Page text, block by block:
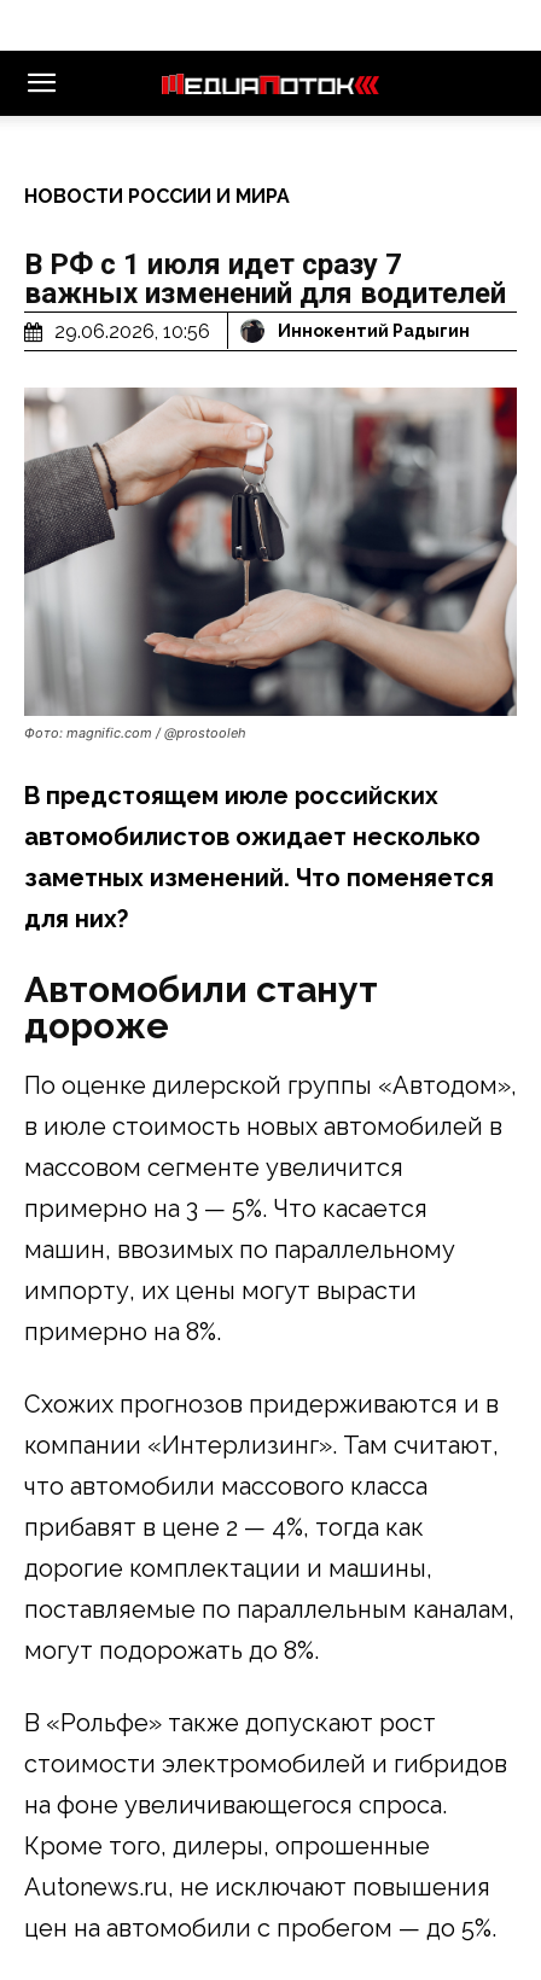
НОВОСТИ РОССИИ И МИРА
В РФ с 1 июля идет сразу 7
важных изменений для водителей
29.06.2026, 10:56 Иннокентий Радыгин
Фото: magnific.com / @prostooleh
В предстоящем июле российских
автомобилистов ожидает несколько
заметных изменений. Что поменяется
для них?
Автомобили станут
дороже
По оценке дилерской группы «Автодом»,
в июле стоимость новых автомобилей в
массовом сегменте увеличится
примерно на 3 — 5%. Что касается
машин, ввозимых по параллельному
импорту, их цены могут вырасти
примерно на 8%.
Схожих прогнозов придерживаются и в
компании «Интерлизинг». Там считают,
что автомобили массового класса
прибавят в цене 2 — 4%, тогда как
дорогие комплектации и машины,
поставляемые по параллельным каналам,
могут подорожать до 8%.
В «Рольфе» также допускают рост
стоимости электромобилей и гибридов
на фоне увеличивающегося спроса.
Кроме того, дилеры, опрошенные
Autonews.ru, не исключают повышения
цен на автомобили с пробегом — до 5%.